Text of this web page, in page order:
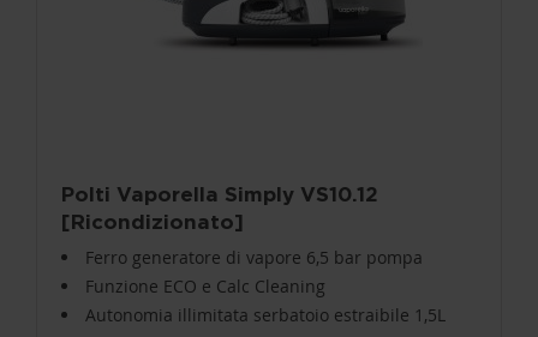
Polti Vaporella Simply VS10.12
[Ricondizionato]
Ferro generatore di vapore 6,5 bar pompa
Funzione ECO e Calc Cleaning
Autonomia illimitata serbatoio estraibile 1,5L